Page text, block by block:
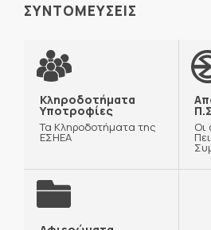
ΣΥΝΤΟΜΕΥΣΕΙΣ
Κληροδοτήματα
Υποτροφίες
Τα Κληροδοτήματα της
ΕΣΗΕΑ
Οι